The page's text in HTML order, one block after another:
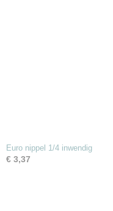
Euro nippel 1/4 inwendig
€ 3,37